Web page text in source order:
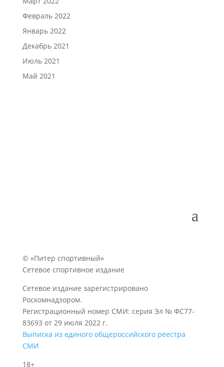
Февраль 2022
Январь 2022
Декабрь 2021
Июль 2021
Май 2021
© «Питер спортивный»
Сетевое спортивное издание
Сетевое издание зарегистрировано
Роскомнадзором.
Регистрационный номер СМИ: серия Эл № ФС77-
83693 от 29 июля 2022 г.
Выписка из единого общероссийского реестра
СМИ
18+